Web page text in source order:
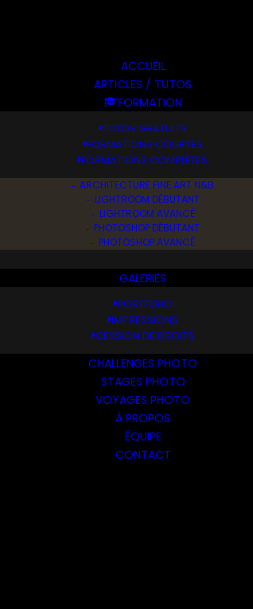
ACCUEIL
ARTICLES / TUTOS
FORMATION
TUTOS GRATUITS
FORMATIONS COURTES
FORMATIONS COMPLÈTES
ARCHITECTURE FINE ART N&B
LIGHTROOM DÉBUTANT
LIGHTROOM AVANCÉ
PHOTOSHOP DÉBUTANT
PHOTOSHOP AVANCÉ
GALERIES
PORTFOLIO
IMPRESSIONS
CESSION DE DROITS
CHALLENGES PHOTO
STAGES PHOTO
VOYAGES PHOTO
À PROPOS
ÉQUIPE
CONTACT